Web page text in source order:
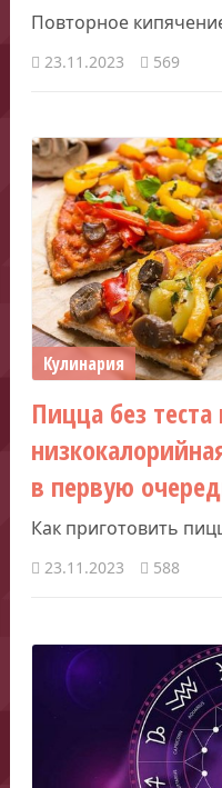
Повторное
23.11.2023 569
Кулинария
Пицца без
в первую
Как приготовить
23.11.2023 588